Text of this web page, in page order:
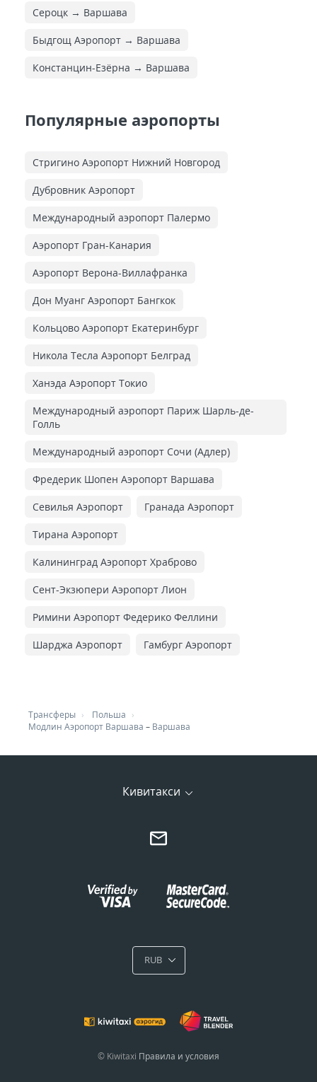
Сероцк → Варшава
Быдгощ Аэропорт → Варшава
Констанцин-Езёрна → Варшава
Популярные аэропорты
Стригино Аэропорт Нижний Новгород
Дубровник Аэропорт
Международный аэропорт Палермо
Аэропорт Гран-Канария
Аэропорт Верона-Виллафранка
Дон Муанг Аэропорт Бангкок
Кольцово Аэропорт Екатеринбург
Никола Тесла Аэропорт Белград
Ханэда Аэропорт Токио
Международный аэропорт Париж Шарль-де-
Голль
Международный аэропорт Сочи (Адлер)
Фредерик Шопен Аэропорт Варшава
Севилья Аэропорт Гранада Аэропорт
Тирана Аэропорт
Калининград Аэропорт Храброво
Сент-Экзюпери Аэропорт Лион
Римини Аэропорт Федерико Феллини
Шарджа Аэропорт Гамбург Аэропорт
Трансферы
Польша
Модлин Аэропорт Варшава – Варшава
Кивитакси
RUB
© Kiwitaxi Правила и условия